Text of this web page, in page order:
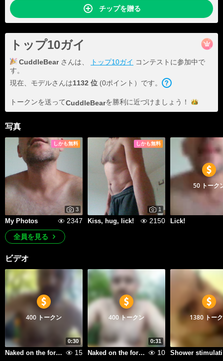
チップを贈る
トップ10ガイ
CuddleBear さんは、 トップ10ガイ コンテストに参加中で
す。
現在、モデルさんは1132 位 (0ポイント）です。
トークンを送ってCuddleBearを勝利に近づけま しょう！
写真
しかも無料
3
My Photos 2347
しかも無料
1
Kiss, hug, lick! 2150
50 トーク
Lick!
全員を見る
ビデオ
0:30
400 トークン
Naked on the forest - standing 15
0:31
400 トークン
Naked on the forest - sitting 10
1380 トー